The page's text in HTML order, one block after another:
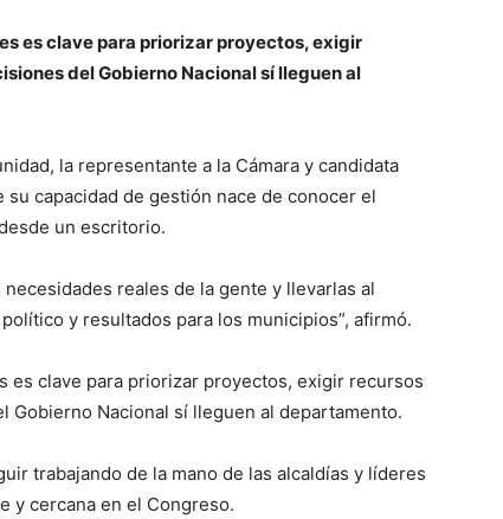
es clave para priorizar proyectos, exigir
del Gobierno Nacional sí lleguen al
la representante a la Cámara y candidata
su capacidad de gestión nace de conocer el
un escritorio.
reales de la gente y llevarlas al
y resultados para los municipios”, afirmó.
es clave para priorizar proyectos, exigir recursos
Gobierno Nacional sí lleguen al departamento.
trabajando de la mano de las alcaldías y líderes
y cercana en el Congreso.